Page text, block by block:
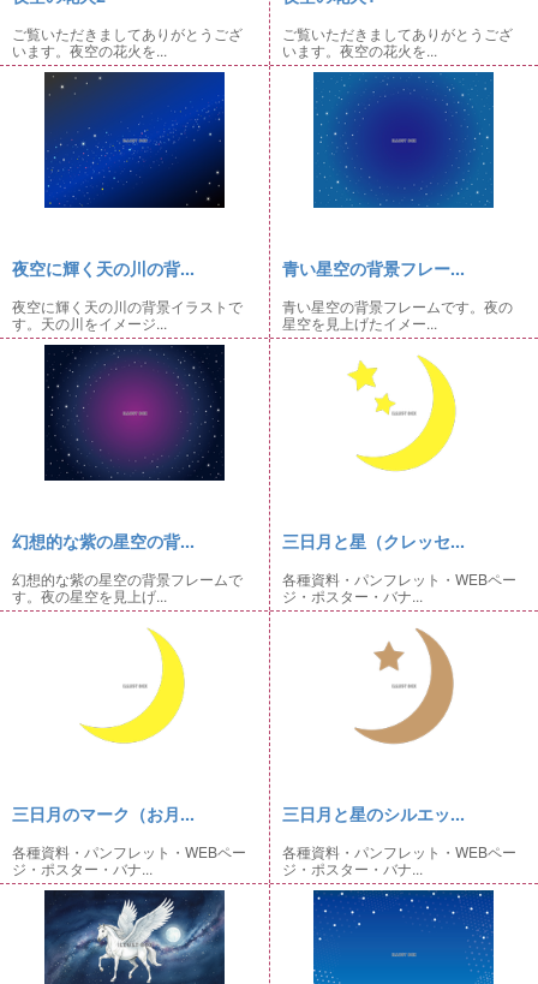
ご覧いただきましてありがとうござ
います。夜空の花火を...
ご覧いただきましてありがとうござ
います。夜空の花火を...
夜空に輝く天の川の背...
夜空に輝く天の川の背景イラストで
す。天の川をイメージ...
青い星空の背景フレー...
青い星空の背景フレームです。夜の
星空を見上げたイメー...
幻想的な紫の星空の背...
幻想的な紫の星空の背景フレームで
す。夜の星空を見上げ...
三日月と星（クレッセ...
各種資料・パンフレット・WEBペー
ジ・ポスター・バナ...
三日月のマーク（お月...
各種資料・パンフレット・WEBペー
ジ・ポスター・バナ...
三日月と星のシルエッ...
各種資料・パンフレット・WEBペー
ジ・ポスター・バナ...